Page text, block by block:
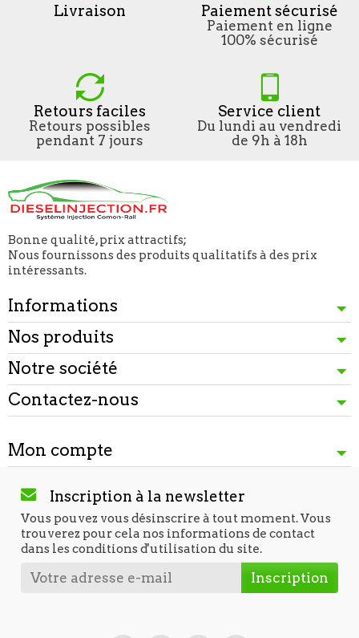
Livraison Paiement sécurisé
Paiement en ligne
100% sécurisé
Retours faciles
Retours possibles
pendant 7 jours
Service client
Du lundi au vendredi
de 9h à 18h
Bonne qualité, prix attractifs;
Nous fournissons des produits qualitatifs à des prix
intéressants.
Informations
Nos produits
Notre société
Contactez-nous
Mon compte
Inscription à la newsletter
Vous pouvez vous désinscrire à tout moment. Vous
trouverez pour cela nos informations de contact
dans les conditions d'utilisation du site.